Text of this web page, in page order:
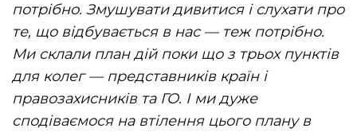
потрібно. Змушувати дивитися і слухати про
те, що відбувається в нас — теж потрібно.
Ми склали план дій поки що з трьох пунктів
для колег — представників країн і
правозахисників та ГО. І ми дуже
сподіваємося на втілення цього плану в